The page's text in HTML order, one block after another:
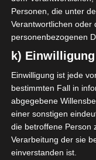
Die
für
Personen, die unter
Verantwortlichen oder
personenbezogenen
k) Einwilligung
Einwilligung ist jede
bestimmten Fall in
abgegebene
einer sonstigen
die betroffene Person
Verarbeitung der sie
einverstanden ist.